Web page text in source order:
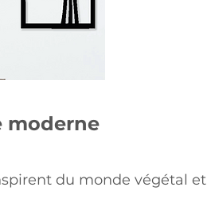
moderne
du monde végétal et